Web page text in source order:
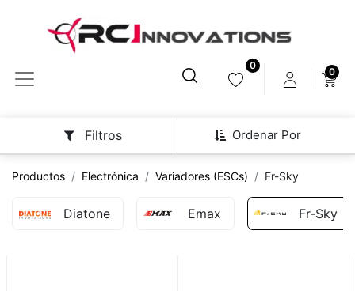
0
0
Ordenar Por
Filtros
Productos Electrónica Variadores (ESCs) Fr-Sky
Diatone Emax Fr-Sky